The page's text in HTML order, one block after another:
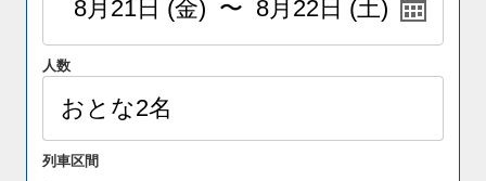
人数
列車区間